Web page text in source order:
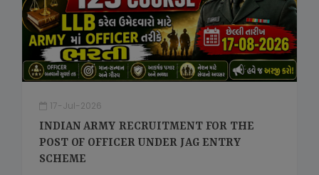
17-Jul-2026
INDIAN ARMY RECRUITMENT FOR THE
POST OF OFFICER UNDER JAG ENTRY
SCHEME